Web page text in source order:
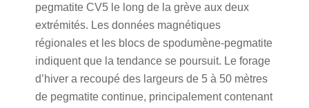
pegmatite CV5 le long de la grève aux deux
extrémités. Les données magnétiques
régionales et les blocs de spodumène-pegmatite
indiquent que la tendance se poursuit. Le forage
d’hiver a recoupé des largeurs de 5 à 50 mètres
de pegmatite continue, principalement contenant